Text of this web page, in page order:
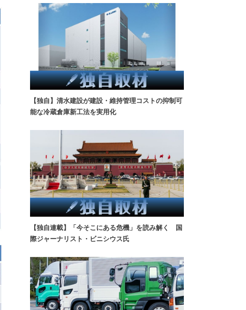
【独自】清水建設が建設・維持管理コストの抑制可
能な冷蔵倉庫新工法を実用化
【独自連載】「今そこにある危機」を読み解く 国
際ジャーナリスト・ビニシウス氏